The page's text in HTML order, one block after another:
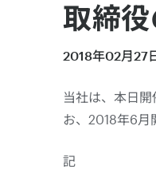
取締
2018年02月27
当社は、本日
お、2018年6月
記